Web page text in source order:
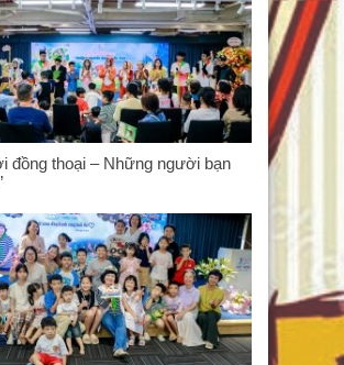
đồng thoại – Những người bạn